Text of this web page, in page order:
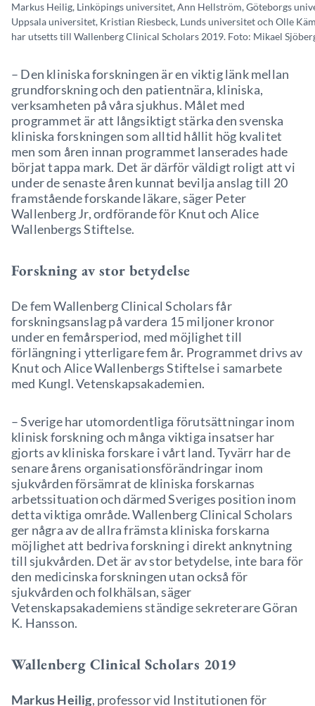
Markus Heilig, Linköpings universitet, Ann Hellström, Göteborgs
Uppsala universitet, Kristian Riesbeck, Lunds universitet och Olle
har utsetts till Wallenberg Clinical Scholars 2019. Foto: Mikael
– Den kliniska forskningen är en viktig länk mellan
grundforskning och den patientnära, kliniska,
verksamheten på våra sjukhus. Målet med
programmet är att långsiktigt stärka den svenska
kliniska forskningen som alltid hållit hög kvalitet
men som åren innan programmet lanserades hade
börjat tappa mark. Det är därför väldigt roligt att vi
under de senaste åren kunnat bevilja anslag till 20
framstående forskande läkare, säger Peter
Wallenberg Jr, ordförande för Knut och Alice
Wallenbergs Stiftelse.
Forskning av stor betydelse
De fem Wallenberg Clinical Scholars får
forskningsanslag på vardera 15 miljoner kronor
under en femårsperiod, med möjlighet till
förlängning i ytterligare fem år. Programmet drivs av
Knut och Alice Wallenbergs Stiftelse i samarbete
med Kungl. Vetenskapsakademien.
– Sverige har utomordentliga förutsättningar inom
klinisk forskning och många viktiga insatser har
gjorts av kliniska forskare i vårt land. Tyvärr har de
senare årens organisationsförändringar inom
sjukvården försämrat de kliniska forskarnas
arbetssituation och därmed Sveriges position inom
detta viktiga område. Wallenberg Clinical Scholars
ger några av de allra främsta kliniska forskarna
möjlighet att bedriva forskning i direkt anknytning
till sjukvården. Det är av stor betydelse, inte bara för
den medicinska forskningen utan också för
sjukvården och folkhälsan, säger
Vetenskapsakademiens ständige sekreterare Göran
K. Hansson.
Wallenberg Clinical Scholars 2019
Markus Heilig, professor vid Institutionen för